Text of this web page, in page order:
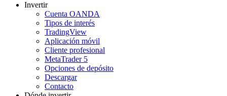
Invertir
Cuenta OANDA
Tipos de interés
TradingView
Aplicación móvil
Cliente profesional
MetaTrader 5
Opciones de depósito
Descargar
Contacto